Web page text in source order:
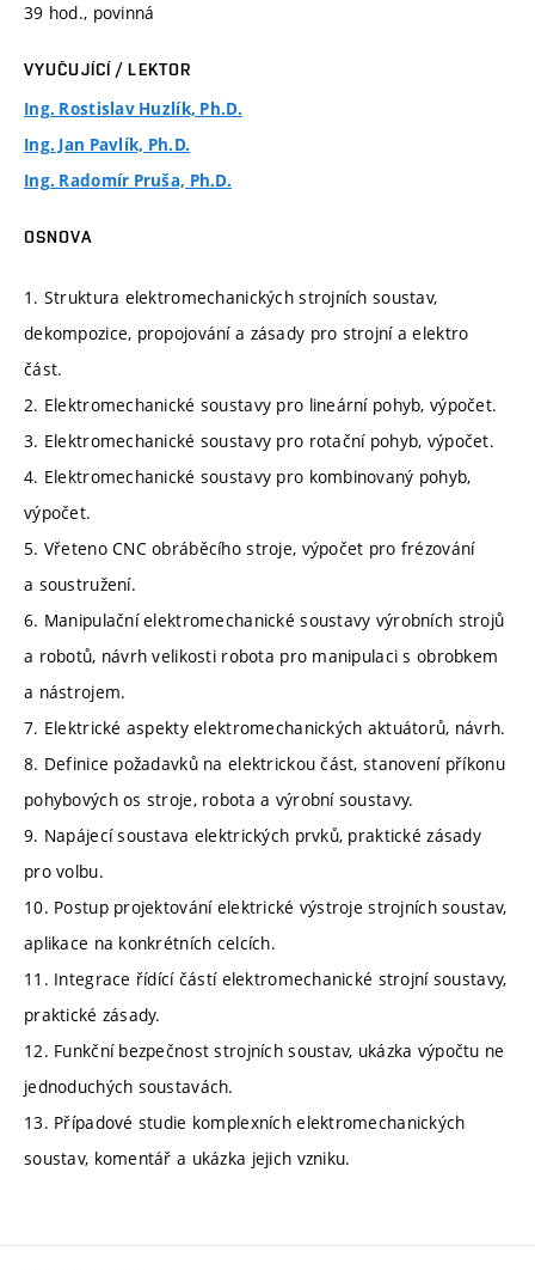
39 hod., povinná
VYUČUJÍCÍ / LEKTOR
Ing. Rostislav Huzlík, Ph.D.
Ing. Jan Pavlík, Ph.D.
Ing. Radomír Pruša, Ph.D.
OSNOVA
1. Struktura elektromechanických strojních soustav,
dekompozice, propojování a zásady pro strojní a elektro
část.
2. Elektromechanické soustavy pro lineární pohyb, výpočet.
3. Elektromechanické soustavy pro rotační pohyb, výpočet.
4. Elektromechanické soustavy pro kombinovaný pohyb,
výpočet.
5. Vřeteno CNC obráběcího stroje, výpočet pro frézování
a soustružení.
6. Manipulační elektromechanické soustavy výrobních strojů
a robotů, návrh velikosti robota pro manipulaci s obrobkem
a nástrojem.
7. Elektrické aspekty elektromechanických aktuátorů, návrh.
8. Definice požadavků na elektrickou část, stanovení příkonu
pohybových os stroje, robota a výrobní soustavy.
9. Napájecí soustava elektrických prvků, praktické zásady
pro volbu.
10. Postup projektování elektrické výstroje strojních soustav,
aplikace na konkrétních celcích.
11. Integrace řídící částí elektromechanické strojní soustavy,
praktické zásady.
12. Funkční bezpečnost strojních soustav, ukázka výpočtu ne
jednoduchých soustavách.
13. Případové studie komplexních elektromechanických
soustav, komentář a ukázka jejich vzniku.